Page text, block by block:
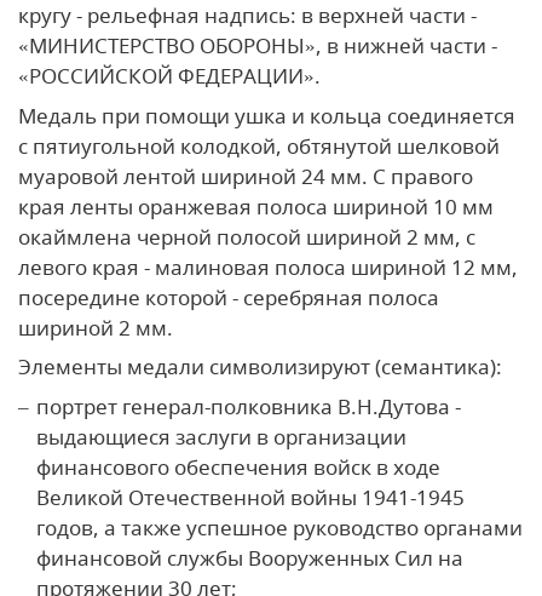
кругу - рельефная надпись: в верхней части -
«МИНИСТЕРСТВО ОБОРОНЫ», в нижней части -
«РОССИЙСКОЙ ФЕДЕРАЦИИ».
Медаль при помощи ушка и кольца соединяется
с пятиугольной колодкой, обтянутой шелковой
муаровой лентой шириной 24 мм. С правого
края ленты оранжевая полоса шириной 10 мм
окаймлена черной полосой шириной 2 мм, с
левого края - малиновая полоса шириной 12 мм,
посередине которой - серебряная полоса
шириной 2 мм.
Элементы медали символизируют (семантика):
портрет генерал-полковника В.Н.Дутова -
выдающиеся заслуги в организации
финансового обеспечения войск в ходе
Великой Отечественной войны 1941-1945
годов, а также успешное руководство органами
финансовой службы Вооруженных Сил на
протяжении 30 лет;